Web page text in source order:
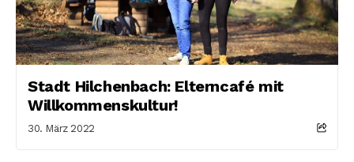
Stadt Hilchenbach: Elterncafé mit
Willkommenskultur!
30. März 2022